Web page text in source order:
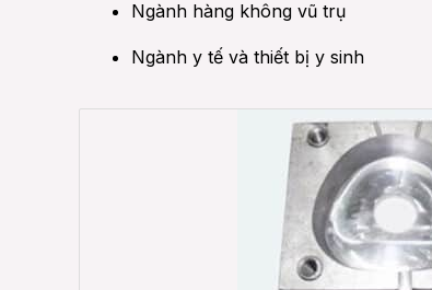
Ngành hàng không vũ trụ
Ngành y tế và thiết bị y sinh